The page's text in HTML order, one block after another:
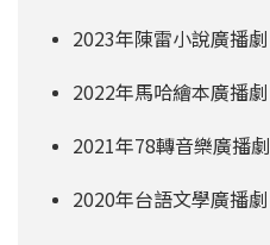
2023年陳雷小說廣播劇
2022年馬哈繪本廣播劇
2021年78轉音樂廣播劇
2020年台語文學廣播劇